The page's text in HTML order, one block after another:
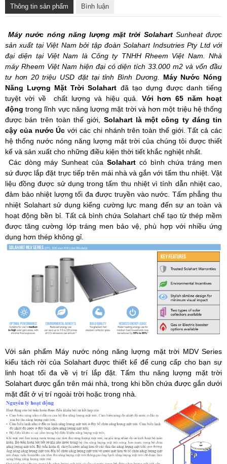
Thông tin sản phẩm Bình luận
Máy nước nóng năng lượng mặt trời SolahartSunheat được
sản xuất tại Việt Nam bởi tập đoàn Solahart Indsutries Pty Ltd với
đại diện tại Việt Nam là Công ty TNHH Rheem Việt Nam. Nhà
máy Rheem Việt Nam hiện đại có diện tích 33.000 m2 và vốn đầu
tư hơn 20 triệu USD đặt tại tỉnh Bình Dương. Máy Nước Nóng
Năng Lượng Mặt Trời Solahart đã tạo dựng được danh tiếng
tuyệt vời về chất lượng và hiệu quả. Với hơn 65 năm hoạt
động trong lĩnh vực năng lượng mặt trời và hơn một triệu hệ thống
được bán trên toàn thế giới, Solahart là một công ty đáng tin
cậy của nước Úc với các chi nhánh trên toàn thế giới. Tất cả các
hệ thống nước nóng năng lượng mặt trời của chúng tôi được thiết
kế và sản xuất cho những điều kiện thời tiết khắc nghiệt nhất.
Các dòng máy Sunheat của Solahartcó bình chứa tráng men
sứ được lắp đặt trực tiếp trên mái nhà và gắn với tấm thu nhiệt. Vật
liệu đồng được sử dụng trong tấm thu nhiệt vì tính dẫn nhiệt cao,
đảm bảo nhiệt lượng tối đa được truyền vào nước. Tấm phẳng thu
nhiệt Solahart sử dụng kiếng cường lực mang đến sự an toàn và
hoạt động bền bỉ. Tất cả bình chứa Solahart chế tạo từ thép mềm
được tăng cường lớp tráng men bảo vệ, phù hợp với nhiều ứng
dụng hơn thép không gỉ.
Với sản phẩm Máy nước nóng năng lượng mặt trời MDV Series
kiểu tách rời của Solahart được thiết kế để cung cấp cho bạn sự
linh hoạt tối đa về vị trí lắp đặt. Tấm thu năng lượng mặt trời
Solahart được gắn trên mái nhà, trong khi bồn chứa được gắn dưới
mặt đất ở vị trí ngoài trời hoặc trong nhà.